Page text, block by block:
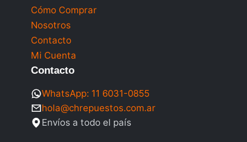
Cómo Comprar
Nosotros
Contacto
Mi Cuenta
Contacto
WhatsApp: 11 6031-0855
hola@chrepuestos.com.ar
Envíos a todo el país